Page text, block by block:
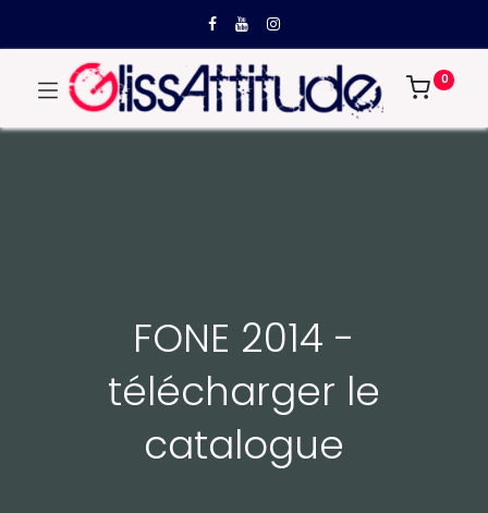
0
FONE 2014 -
télécharger le
catalogue